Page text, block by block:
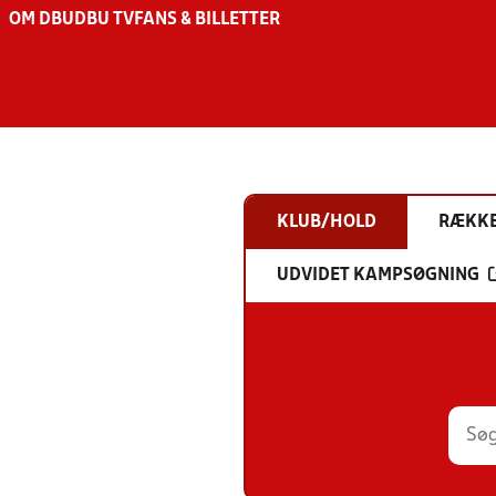
OM DBU DBU TV FANS & BILLETTER
KLUB/HOLD
UDVIDET KAMPSØGNING